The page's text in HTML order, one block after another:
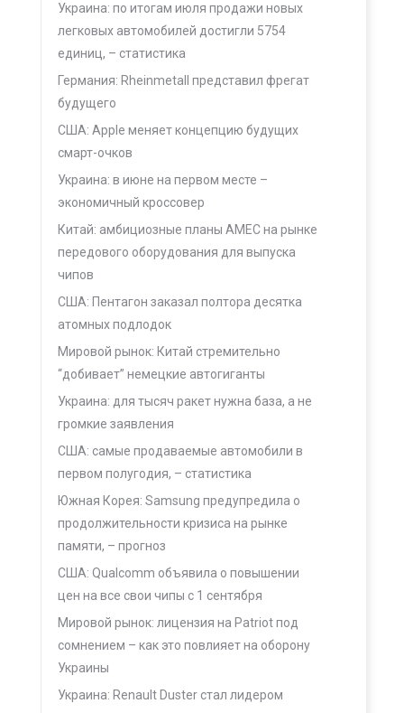
Украина: по итогам июля продажи новых
легковых автомобилей достигли 5754
единиц, – статистика
Германия: Rheinmetall представил фрегат
будущего
США: Apple меняет концепцию будущих
смарт-очков
Украина: в июне на первом месте –
экономичный кроссовер
Китай: амбициозные планы AMEC на рынке
передового оборудования для выпуска
чипов
США: Пентагон заказал полтора десятка
атомных подлодок
Мировой рынок: Китай стремительно
“добивает” немецкие автогиганты
Украина: для тысяч ракет нужна база, а не
громкие заявления
США: самые продаваемые автомобили в
первом полугодия, – статистика
Южная Корея: Samsung предупредила о
продолжительности кризиса на рынке
памяти, – прогноз
США: Qualcomm объявила о повышении
цен на все свои чипы с 1 сентября
Мировой рынок: лицензия на Patriot под
сомнением – как это повлияет на оборону
Украины
Украина: Renault Duster стал лидером